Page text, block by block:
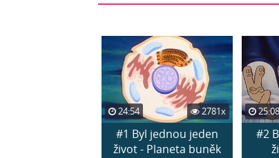
24:54 2781x
#1 Byl jednou jeden
život - Planeta buněk
25:08
#2